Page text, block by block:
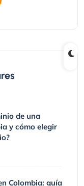
de una
y cómo elegir
Colombia: guía